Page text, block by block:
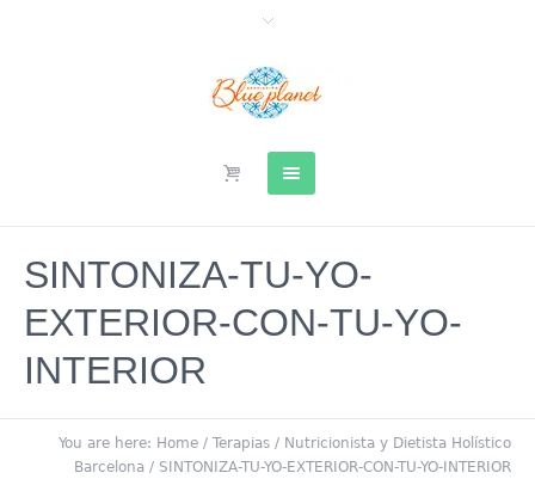
SINTONIZA-TU-YO-
EXTERIOR-CON-TU-YO-
INTERIOR
You are here: Home / Terapias / Nutricionista y Dietista Holístico
Barcelona / SINTONIZA-TU-YO-EXTERIOR-CON-TU-YO-INTERIOR